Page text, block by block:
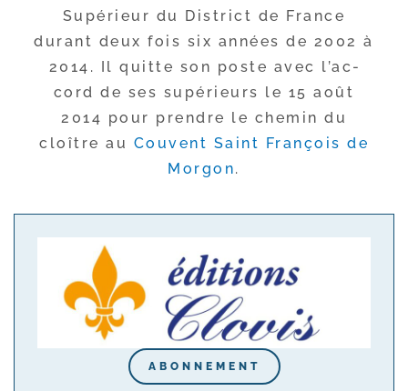
Supérieur du District de France
durant deux fois six années de 2002 à
2014. Il quitte son poste avec l’ac­
cord de ses supé­rieurs le 15 août
2014 pour prendre le che­min du
cloître au Couvent Saint François de
Morgon.
ABONNEMENT